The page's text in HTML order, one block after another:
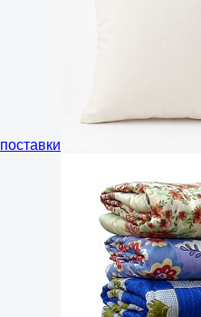
поставки